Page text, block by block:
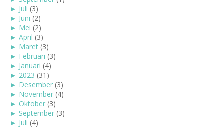
► Juli (3)
► Juni (2)
► Mei (2)
► April (3)
► Maret (3)
► Februari (3)
► Januari (4)
► 2023 (31)
► Desember (3)
► November (4)
► Oktober (3)
► September (3)
► Juli (4)